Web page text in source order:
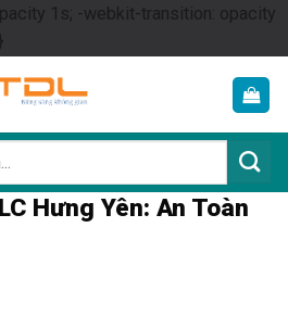
1s; -webkit-transition: opacity
Skip
content
Hưng Yên: An Toàn